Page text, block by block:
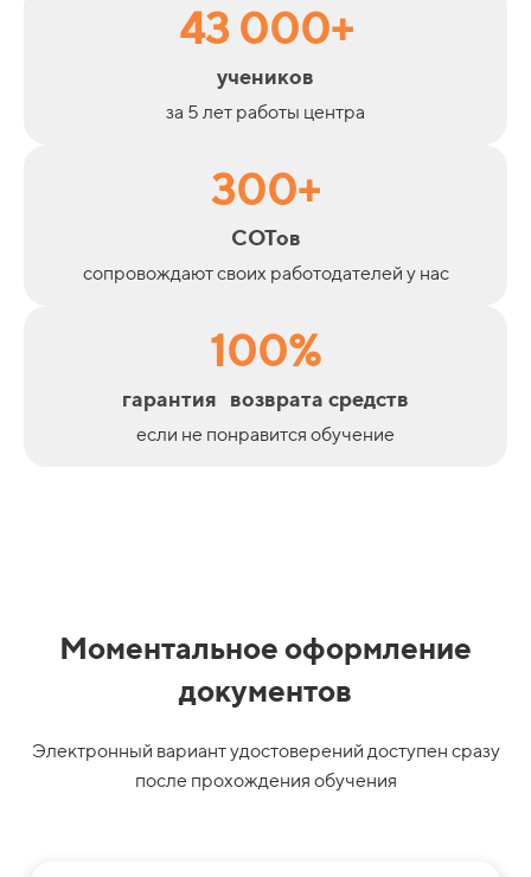
43 000+
учеников
за 5 лет работы центра
300+
СОТов
сопровождают своих работодателей у нас
100%
гарантия возврата средств
если не понравится обучение
Моментальное оформление
документов
Электронный вариант удостоверений доступен сразу
после прохождения обучения